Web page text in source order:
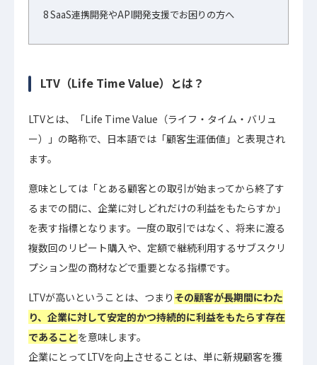
8SaaS連携開発やAPI開発支援でお困りの方へ
LTV（Life Time Value）とは？
LTVとは、「Life Time Value（ライフ・タイム・バリュ
ー）」の略称で、日本語では「顧客生涯価値」と表現され
ます。
意味としては「とある顧客との取引が始まってから終了す
るまでの間に、企業に対しどれだけの利益をもたらすか」
を表す指標となります。一度の取引ではなく、将来に渡る
複数回のリピート購入や、定額で継続利用するサブスクリ
プション型の商材などで重要となる指標です。
LTVが高いということは、つまり その顧客が長期間にわた
り、企業に対して安定的かつ持続的に利益をもたらす存在
であることを意味します。
企業にとってLTVを向上させることは、単に新規顧客を獲